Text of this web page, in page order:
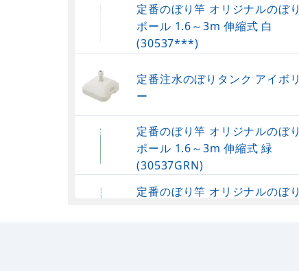
定番のぼり竿 オリジナルのぼり
ポール 1.6～3m 伸縮式 白
(30537***)
定番注水のぼりタンク アイボリ
ー
定番のぼり竿 オリジナルのぼり
ポール 1.6～3m 伸縮式 緑
(30537GRN)
定番のぼり竿 オリジナルのぼり